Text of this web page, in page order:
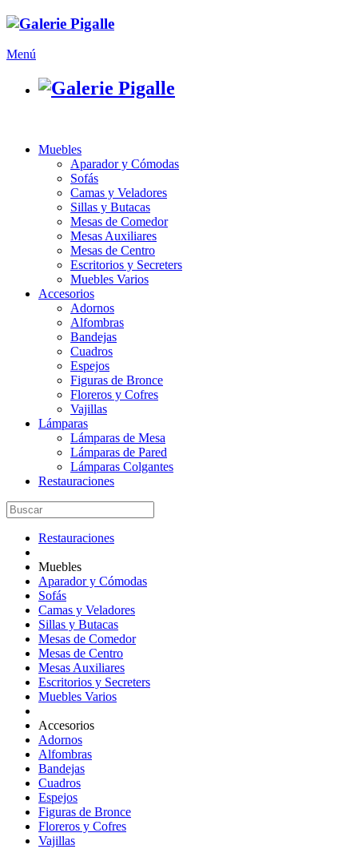
Menú
Muebles
Aparador y Cómodas
Sofás
Camas y Veladores
Sillas y Butacas
Mesas de Comedor
Mesas Auxiliares
Mesas de Centro
Escritorios y Secreters
Muebles Varios
Accesorios
Adornos
Alfombras
Bandejas
Cuadros
Espejos
Figuras de Bronce
Floreros y Cofres
Vajillas
Lámparas
Lámparas de Mesa
Lámparas de Pared
Lámparas Colgantes
Restauraciones
Restauraciones
Muebles
Aparador y Cómodas
Sofás
Camas y Veladores
Sillas y Butacas
Mesas de Comedor
Mesas de Centro
Mesas Auxiliares
Escritorios y Secreters
Muebles Varios
Accesorios
Adornos
Alfombras
Bandejas
Cuadros
Espejos
Figuras de Bronce
Floreros y Cofres
Vajillas